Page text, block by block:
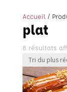
Accueil /
plat
8 résultats